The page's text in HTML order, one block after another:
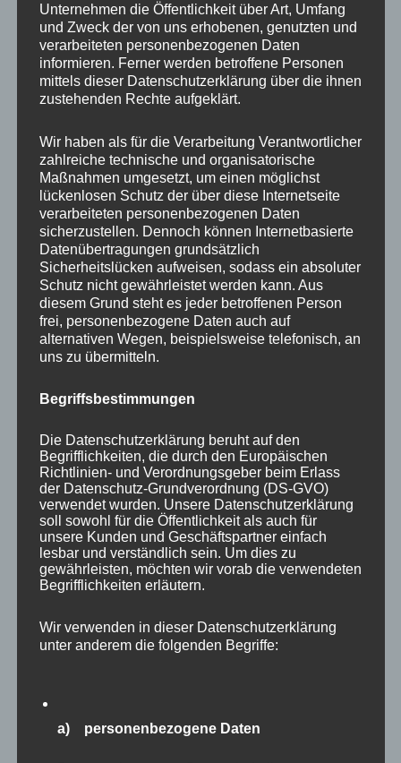
So zunächst die Sibirischen Tiger, die
katzengerecht allerdings gerade faul
herumlagen.
Nachwuchs, egal bei welchen Tieren, ist immer
schön. Kleiner Stopp also bei den imposanten
Bisons.
Auf der Afrikaanlage waren Zebras und Strauße
im friedlichen Miteinander zu sehen.
Unternehmen die Öffentlichkeit über Art, Umfang
und Zweck der von uns erhobenen, genutzten und
verarbeiteten personenbezogenen Daten
informieren. Ferner werden betroffene Personen
mittels dieser Datenschutzerklärung über die ihnen
zustehenden Rechte aufgeklärt.
Wir haben als für die Verarbeitung Verantwortlicher
zahlreiche technische und organisatorische
Maßnahmen umgesetzt, um einen möglichst
lückenlosen Schutz der über diese Internetseite
verarbeiteten personenbezogenen Daten
sicherzustellen. Dennoch können Internetbasierte
Datenübertragungen grundsätzlich
Sicherheitslücken aufweisen, sodass ein absoluter
Schutz nicht gewährleistet werden kann. Aus
diesem Grund steht es jeder betroffenen Person
frei, personenbezogene Daten auch auf
alternativen Wegen, beispielsweise telefonisch, an
uns zu übermitteln.
Begriffsbestimmungen
Die Datenschutzerklärung beruht auf den
Begrifflichkeiten, die durch den Europäischen
Richtlinien- und Verordnungsgeber beim Erlass
der Datenschutz-Grundverordnung (DS-GVO)
verwendet wurden. Unsere Datenschutzerklärung
soll sowohl für die Öffentlichkeit als auch für
unsere Kunden und Geschäftspartner einfach
lesbar und verständlich sein. Um dies zu
gewährleisten, möchten wir vorab die verwendeten
Begrifflichkeiten erläutern.
Wir verwenden in dieser Datenschutzerklärung
unter anderem die folgenden Begriffe:
a) personenbezogene Daten